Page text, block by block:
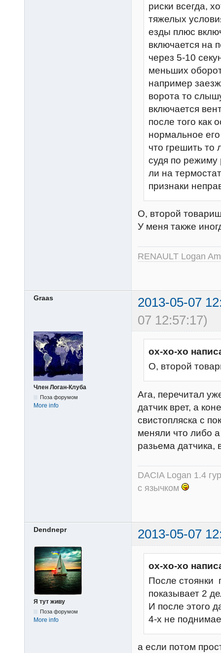
риски всегда,
тяжелых
езды плюс
включается на
через 5-10
меньших
например
ворота то
включается
после того как
нормальное
что грешить то
судя по режиму
ли на
признаки
О, второй
У меня также
RENAULT Logan
Graas
2013-05-07
07 12:57:17)
Член Логан-Клуба
Поза форумом
More info
ох-хо-хо
О, второй
Ага, перечитал
датчик врет, а
свистопляска с
меняли что либо
разьема датчика,
DACIA Logan 1.4
с язычком
Dendnepr 2013-05-07
Я тут живу
Поза форумом
More info
ох-хо-хо
После стоянки
показывает 2
И после этого
4-х не
а если потом